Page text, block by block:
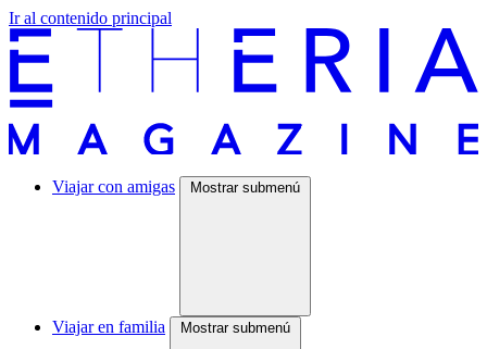
Ir al contenido principal
Viajar con amigas Mostrar submenú
Viajar en familia Mostrar submenú